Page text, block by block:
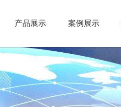
产品展示 案例展示